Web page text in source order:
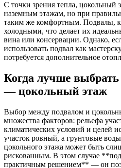
С точки зрения тепла, цокольный
наземным этажам, но при
таким же комфортным. Подвалы,
холодными, что делает их
вина или консервации. Однако,
использовать подвал как
потребуется дополнительное
Когда лучше выбрать
— цокольный этаж
Выбор между подвалом и
множества факторов: рельефа
климатических условий и целей
участок ровный, а грунтовые
цокольного этажа может быть
рискованным. В этом случае
практичным решением** — он